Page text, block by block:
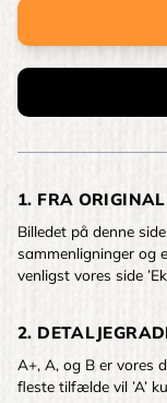
1. FRA
Billedet på denne
sammenligninger og
venligst vores side
2.
A+, A, og B er vores
fleste tilfælde vil ’A’